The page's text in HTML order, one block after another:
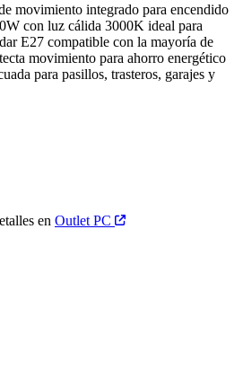
movimiento integrado para encendido
con luz cálida 3000K ideal para
E27 compatible con la mayoría de
movimiento para ahorro energético
para pasillos, trasteros, garajes y
en Outlet PC